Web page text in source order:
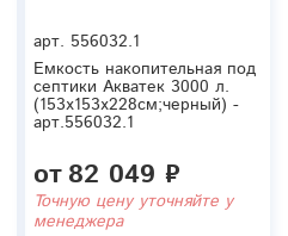
арт. 556032.1
Емкость накопительная под
септики Акватек 3000 л.
(153x153x228см;черный) -
арт.556032.1
от82 049 ₽
Точную цену уточняйте у
менеджера